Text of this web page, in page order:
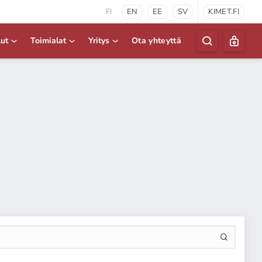
FI EN EE SV KIMET.FI
Toimialat Yritys Ota yhteyttä